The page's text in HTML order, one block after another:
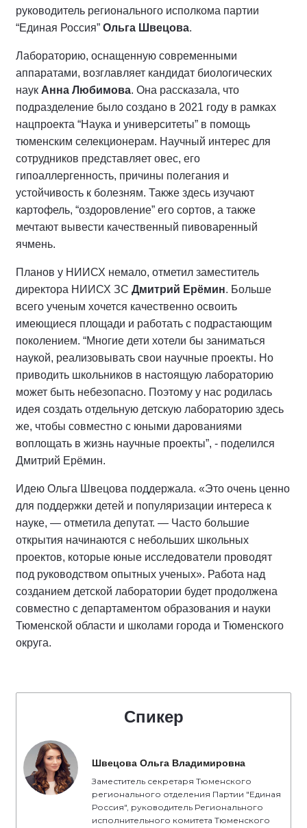
руководитель регионального исполкома партии
“Единая Россия” Ольга Швецова.
Лабораторию, оснащенную современными
аппаратами, возглавляет кандидат биологических
наук Анна Любимова. Она рассказала, что
подразделение было создано в 2021 году в рамках
нацпроекта “Наука и университеты” в помощь
тюменским селекционерам. Научный интерес для
сотрудников представляет овес, его
гипоаллергенность, причины полегания и
устойчивость к болезням. Также здесь изучают
картофель, “оздоровление” его сортов, а также
мечтают вывести качественный пивоваренный
ячмень.
Планов у НИИСХ немало, отметил заместитель
директора НИИСХ ЗС Дмитрий Ерёмин. Больше
всего ученым хочется качественно освоить
имеющиеся площади и работать с подрастающим
поколением. “Многие дети хотели бы заниматься
наукой, реализовывать свои научные проекты. Но
приводить школьников в настоящую лабораторию
может быть небезопасно. Поэтому у нас родилась
идея создать отдельную детскую лабораторию здесь
же, чтобы совместно с юными дарованиями
воплощать в жизнь научные проекты”, - поделился
Дмитрий Ерёмин.
Идею Ольга Швецова поддержала. «Это очень ценно
для поддержки детей и популяризации интереса к
науке, — отметила депутат. — Часто большие
открытия начинаются с небольших школьных
проектов, которые юные исследователи проводят
под руководством опытных ученых». Работа над
созданием детской лаборатории будет продолжена
совместно с департаментом образования и науки
Тюменской области и школами города и Тюменского
округа.
Спикер
Швецова Ольга Владимировна
Заместитель секретаря Тюменского
регионального отделения Партии "Единая
Россия", руководитель Регионального
исполнительного комитета Тюменского